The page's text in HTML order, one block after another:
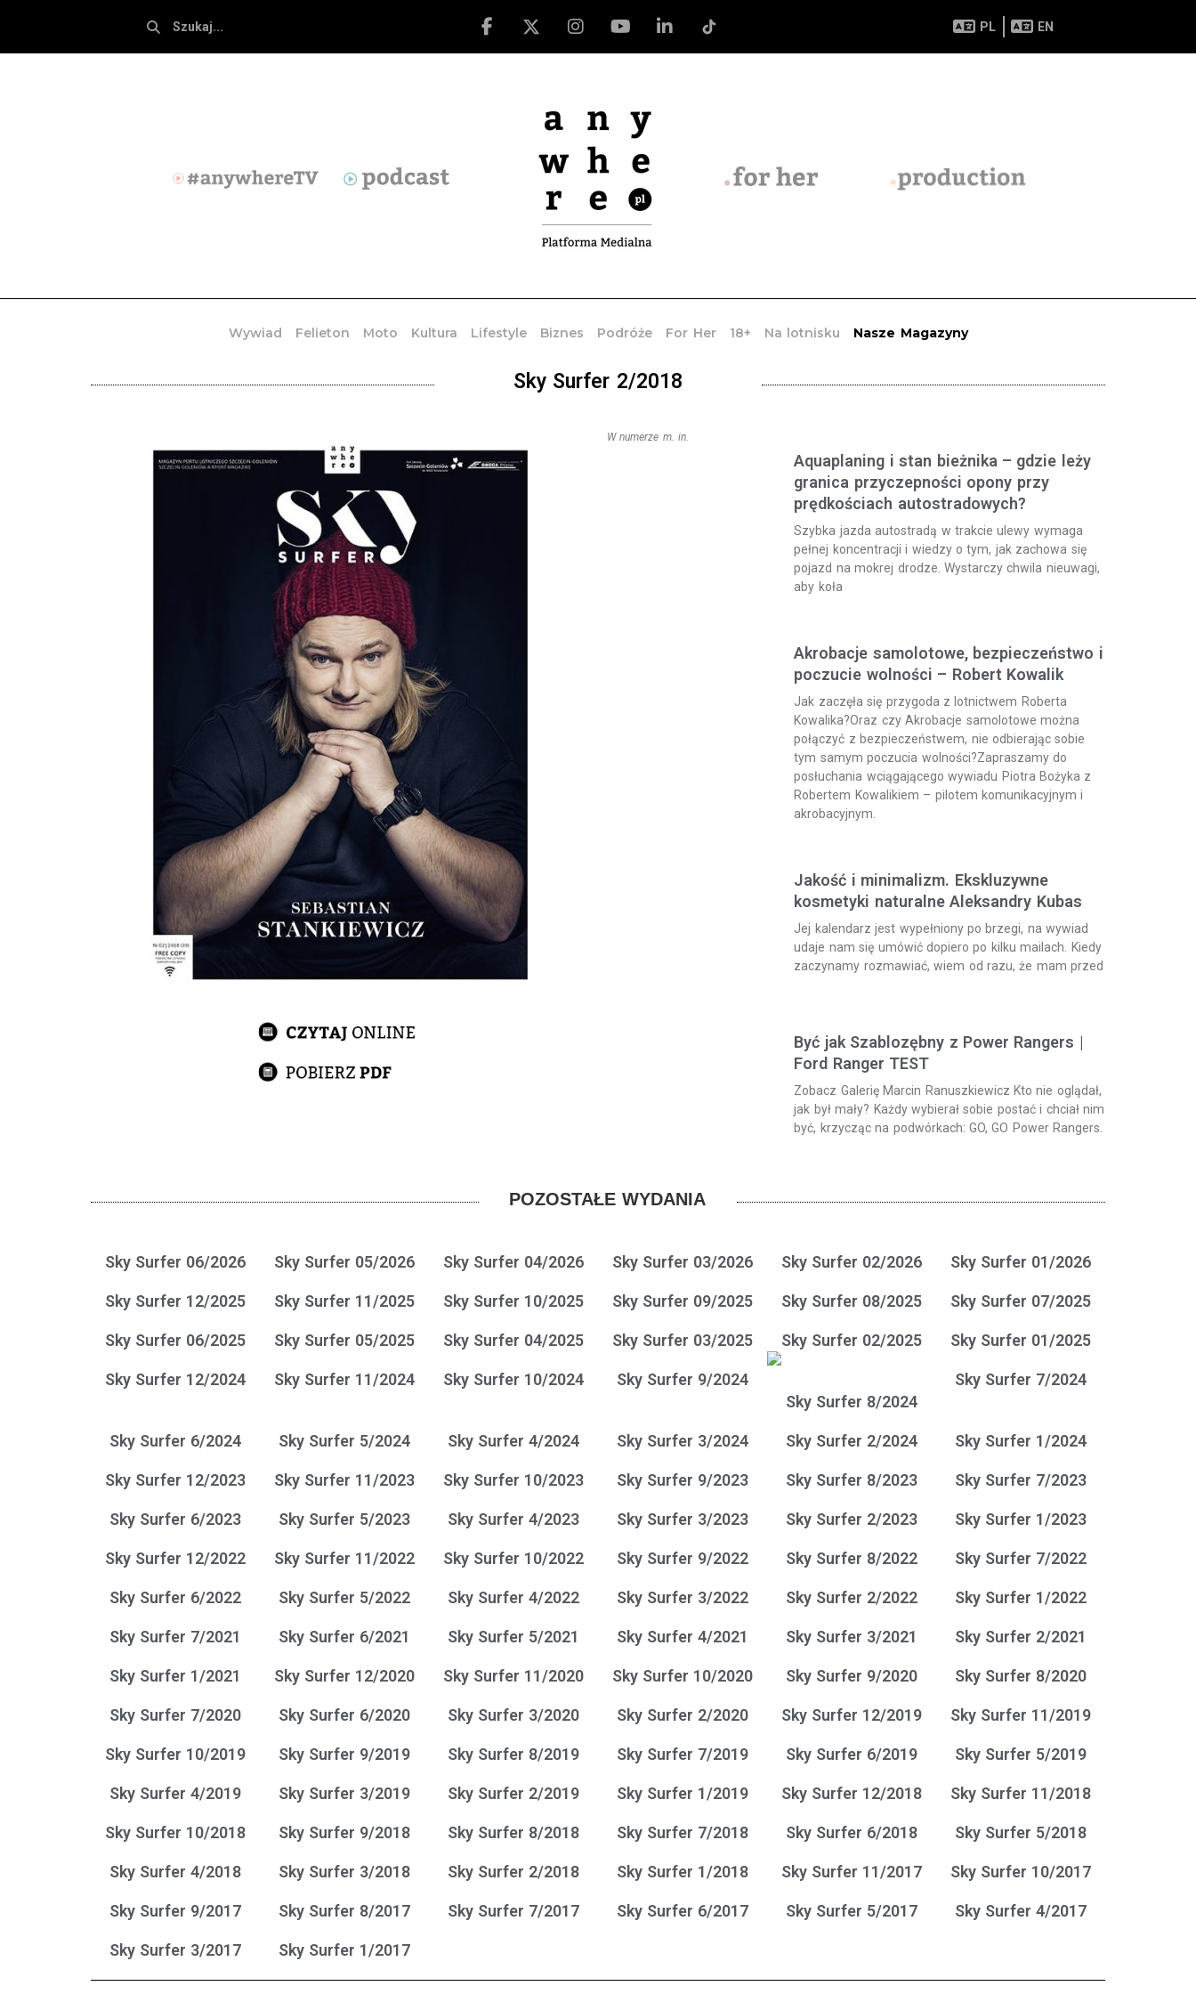
PL EN
Wywiad Felieton Moto Kultura Lifestyle Biznes Podróże For Her 18+ Na lotnisku Nasze Magazyny
Sky Surfer 2/2018
W numerze m. in.
Aquaplaning i stan bieżnika – gdzie leży
granica przyczepności opony przy
prędkościach autostradowych?
Szybka jazda autostradą w trakcie ulewy wymaga
pełnej koncentracji i wiedzy o tym, jak zachowa się
pojazd na mokrej drodze. Wystarczy chwila nieuwagi,
aby koła
Akrobacje samolotowe, bezpieczeństwo i
poczucie wolności – Robert Kowalik
Jak zaczęła się przygoda z lotnictwem Roberta
Kowalika?Oraz czy Akrobacje samolotowe można
połączyć z bezpieczeństwem, nie odbierając sobie
tym samym poczucia wolności?Zapraszamy do
posłuchania wciągającego wywiadu Piotra Bożyka z
Robertem Kowalikiem – pilotem komunikacyjnym i
akrobacyjnym.
Jakość i minimalizm. Ekskluzywne
kosmetyki naturalne Aleksandry Kubas
Jej kalendarz jest wypełniony po brzegi, na wywiad
udaje nam się umówić dopiero po kilku mailach. Kiedy
zaczynamy rozmawiać, wiem od razu, że mam przed
Być jak Szablozębny z Power Rangers |
Ford Ranger TEST
Zobacz Galerię Marcin Ranuszkiewicz Kto nie oglądał,
jak był mały? Każdy wybierał sobie postać i chciał nim
być, krzycząc na podwórkach: GO, GO Power Rangers.
POZOSTAŁE WYDANIA
Sky Surfer 06/2026 Sky Surfer 05/2026 Sky Surfer 04/2026 Sky Surfer 03/2026 Sky Surfer 02/2026 Sky Surfer 01/2026
Sky Surfer 12/2025 Sky Surfer 11/2025 Sky Surfer 10/2025 Sky Surfer 09/2025 Sky Surfer 08/2025 Sky Surfer 07/2025
Sky Surfer 06/2025 Sky Surfer 05/2025 Sky Surfer 04/2025 Sky Surfer 03/2025 Sky Surfer 02/2025 Sky Surfer 01/2025
Sky Surfer 12/2024 Sky Surfer 11/2024 Sky Surfer 10/2024
Sky Surfer 9/2024
Sky Surfer 8/2024
Sky Surfer 7/2024
Sky Surfer 6/2024 Sky Surfer 5/2024 Sky Surfer 4/2024 Sky Surfer 3/2024 Sky Surfer 2/2024 Sky Surfer 1/2024
Sky Surfer 12/2023 Sky Surfer 11/2023 Sky Surfer 10/2023 Sky Surfer 9/2023 Sky Surfer 8/2023 Sky Surfer 7/2023
Sky Surfer 6/2023 Sky Surfer 5/2023 Sky Surfer 4/2023 Sky Surfer 3/2023 Sky Surfer 2/2023 Sky Surfer 1/2023
Sky Surfer 12/2022 Sky Surfer 11/2022 Sky Surfer 10/2022 Sky Surfer 9/2022 Sky Surfer 8/2022 Sky Surfer 7/2022
Sky Surfer 6/2022 Sky Surfer 5/2022 Sky Surfer 4/2022 Sky Surfer 3/2022 Sky Surfer 2/2022 Sky Surfer 1/2022
Sky Surfer 7/2021 Sky Surfer 6/2021 Sky Surfer 5/2021 Sky Surfer 4/2021 Sky Surfer 3/2021 Sky Surfer 2/2021
Sky Surfer 1/2021 Sky Surfer 12/2020 Sky Surfer 11/2020 Sky Surfer 10/2020 Sky Surfer 9/2020 Sky Surfer 8/2020
Sky Surfer 7/2020 Sky Surfer 6/2020 Sky Surfer 3/2020 Sky Surfer 2/2020 Sky Surfer 12/2019 Sky Surfer 11/2019
Sky Surfer 10/2019 Sky Surfer 9/2019 Sky Surfer 8/2019 Sky Surfer 7/2019 Sky Surfer 6/2019 Sky Surfer 5/2019
Sky Surfer 4/2019 Sky Surfer 3/2019 Sky Surfer 2/2019 Sky Surfer 1/2019 Sky Surfer 12/2018 Sky Surfer 11/2018
Sky Surfer 10/2018 Sky Surfer 9/2018 Sky Surfer 8/2018 Sky Surfer 7/2018 Sky Surfer 6/2018 Sky Surfer 5/2018
Sky Surfer 4/2018 Sky Surfer 3/2018 Sky Surfer 2/2018 Sky Surfer 1/2018 Sky Surfer 11/2017 Sky Surfer 10/2017
Sky Surfer 9/2017 Sky Surfer 8/2017 Sky Surfer 7/2017 Sky Surfer 6/2017 Sky Surfer 5/2017 Sky Surfer 4/2017
Sky Surfer 3/2017 Sky Surfer 1/2017